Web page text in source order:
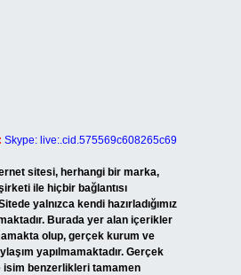
Skype: live:.cid.575569c608265c69
sitesi, herhangi bir marka,
ile hiçbir bağlantısı
yalnızca kendi hazırladığımız
Burada yer alan içerikler
olup, gerçek kurum ve
yapılmamaktadır. Gerçek
isim benzerlikleri tamamen